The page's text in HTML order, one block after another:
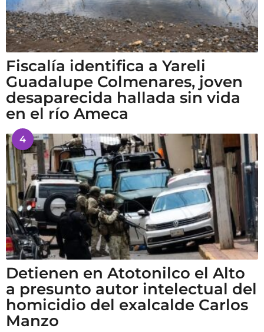
Fiscalía identifica a Yareli
Guadalupe Colmenares, joven
desaparecida hallada sin vida
en el río Ameca
4
Detienen en Atotonilco el Alto
a presunto autor intelectual del
homicidio del exalcalde Carlos
Manzo